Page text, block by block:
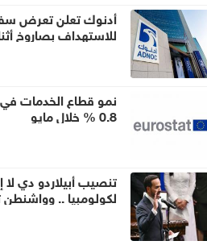
أدنوك تعلن تعرض
للاستهداف بصاروخ
نمو قطاع الخدمات في
0.8 % خلال مايو
تنصيب أبيلاردو دي لا
لكولومبيا ..